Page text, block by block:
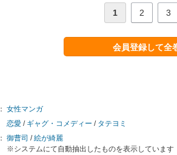
1 2 3
会員登録して全
： 女性マンガ
恋愛 / ギャグ・コメディー / タテヨミ
： 御曹司 /絵が綺麗
※システムにて自動抽出したものを表示しています